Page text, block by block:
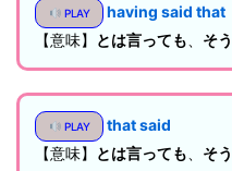
PLAY
having said that
【意味】
とは言っても そ
PLAY
that said
【意味】
とは言っても そ